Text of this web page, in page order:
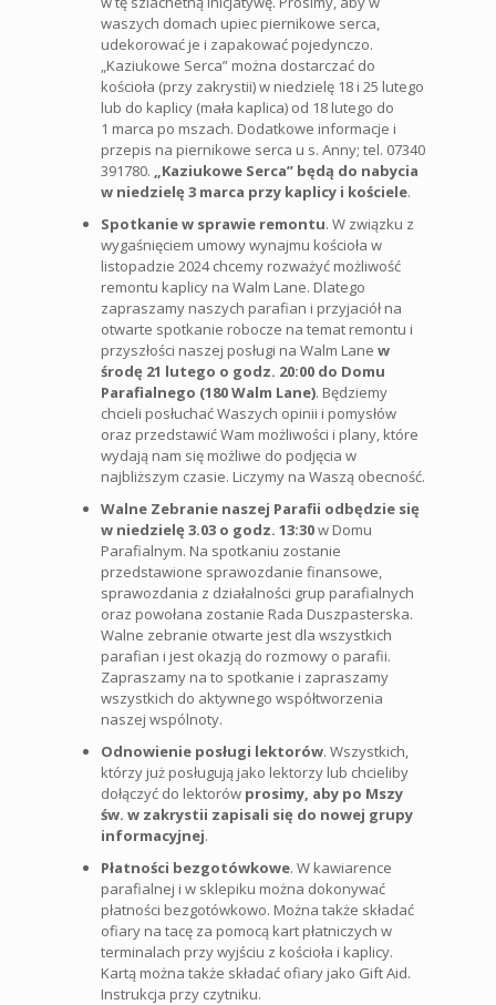
waszych domach upiec piernikowe serca,
udekorować je i zapakować pojedynczo.
„Kaziukowe Serca” można dostarczać do
kościoła (przy zakrystii) w niedzielę 18 i 25 lutego
lub do kaplicy (mała kaplica) od 18 lutego do
1 marca po mszach. Dodatkowe informacje i
przepis na piernikowe serca u s. Anny; tel. 07340
391780. „Kaziukowe Serca” będą do nabycia
w niedzielę 3 marca przy kaplicy i kościele.
Spotkanie w sprawie remontu. W związku z
wygaśnięciem umowy wynajmu kościoła w
listopadzie 2024 chcemy rozważyć możliwość
remontu kaplicy na Walm Lane. Dlatego
zapraszamy naszych parafian i przyjaciół na
otwarte spotkanie robocze na temat remontu i
przyszłości naszej posługi na Walm Lanew
środę 21 lutego o godz. 20:00 do Domu
Parafialnego (180 Walm Lane). Będziemy
chcieli posłuchać Waszych opinii i pomysłów
oraz przedstawić Wam możliwości i plany, które
wydają nam się możliwe do podjęcia w
najbliższym czasie. Liczymy na Waszą obecność.
Walne Zebranie naszej Parafii odbędzie się
w niedzielę 3.03 o godz. 13:30w Domu
Parafialnym. Na spotkaniu zostanie
przedstawione sprawozdanie finansowe,
sprawozdania z działalności grup parafialnych
oraz powołana zostanie Rada Duszpasterska.
Walne zebranie otwarte jest dla wszystkich
parafian i jest okazją do rozmowy o parafii.
Zapraszamy na to spotkanie i zapraszamy
wszystkich do aktywnego współtworzenia
naszej wspólnoty.
Odnowienie posługi lektorów. Wszystkich,
którzy już posługują jako lektorzy lub chcieliby
dołączyć do lektorów prosimy, aby po Mszy
św. w zakrystii zapisali się do nowej grupy
informacyjnej.
Płatności bezgotówkowe. W kawiarence
parafialnej i w sklepiku można dokonywać
płatności bezgotówkowo. Można także składać
ofiary na tacę za pomocą kart płatniczych w
terminalach przy wyjściu z kościoła i kaplicy.
Kartą można także składać ofiary jako Gift Aid.
Instrukcja przy czytniku.